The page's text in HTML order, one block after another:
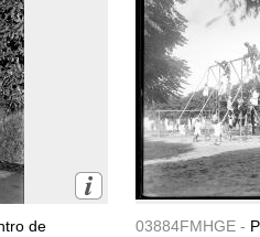
de
03884FMHGE -